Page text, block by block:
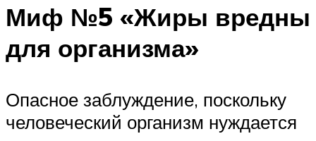
Миф №5 «Жиры вредны
для организма»
Опасное заблуждение, поскольку
человеческий организм нуждается